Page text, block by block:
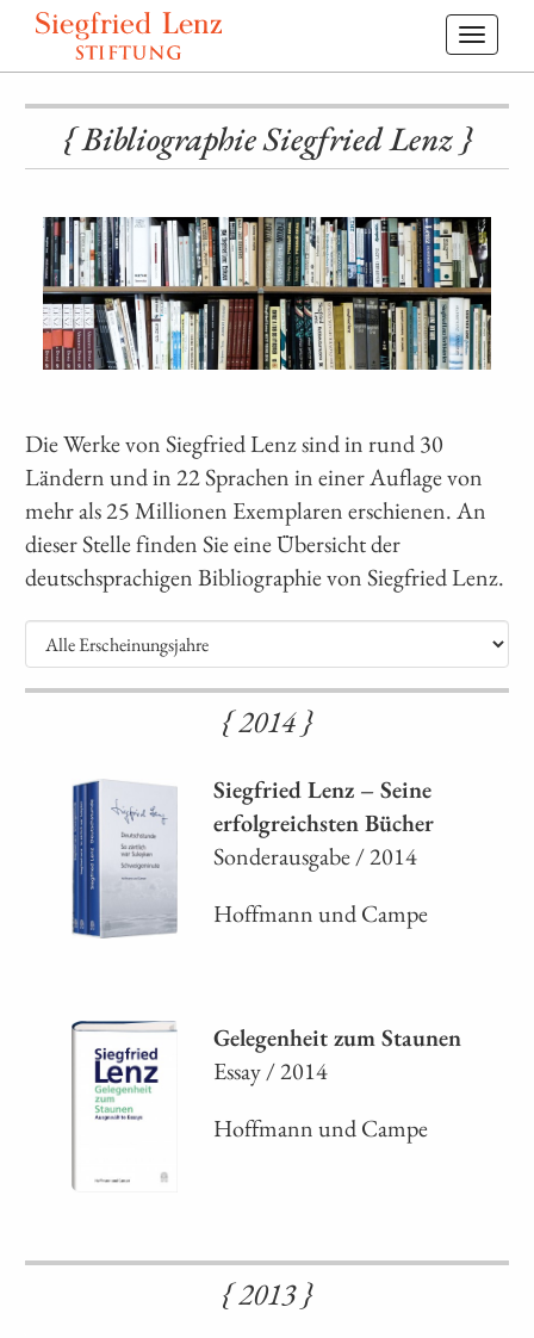
{ Bibliographie Siegfried Lenz }
Die Werke von Siegfried Lenz sind in rund 30
Ländern und in 22 Sprachen in einer Auflage von
mehr als 25 Millionen Exemplaren erschienen. An
dieser Stelle finden Sie eine Übersicht der
deutschsprachigen Bibliographie von Siegfried Lenz.
{ 2014 }
Siegfried Lenz – Seine
erfolgreichsten Bücher
Sonderausgabe / 2014
Hoffmann und Campe
Gelegenheit zum Staunen
Essay / 2014
Hoffmann und Campe
{ 2013 }